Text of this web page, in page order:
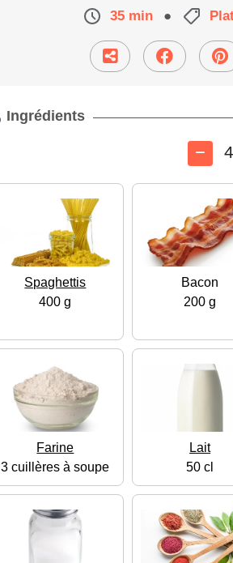
35 min ●
Ingrédients
Spaghettis
400 g
Bacon
200 g
Farine
3 cuillères à soupe
Lait
50 cl